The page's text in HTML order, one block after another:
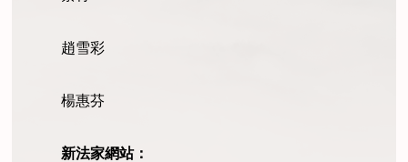
趙雪彩
楊惠芬
新法家網站：